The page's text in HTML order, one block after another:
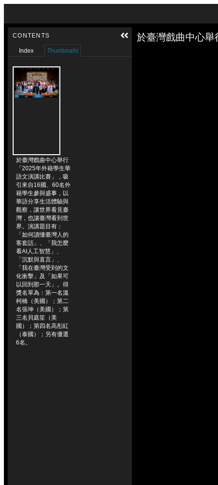
Media Viewer
CONTENTS
Index Thumbnails
於臺灣戲曲中心舉行
「2025年外籍學生華
語文演講比賽」，吸
引來自16國、60名外
籍學生參與盛事，以
華語分享生活體驗與
觀察，讓世界看見臺
灣，也讓臺灣看到世
界。演講題目有：
「如何讀懂臺灣人的
客套話」、「我怎麼
看AI人工智慧」、
「沉默與直言」、
「我在臺灣受到的文
化衝擊」及「如果可
以回到那一天」。得
獎名單為：第一名溫
柯橋（美國）；第二
名張坤（美國）；第
三名貝庭笙（美
國）；第四名高彤紅
（泰國）；另有優選
6名。